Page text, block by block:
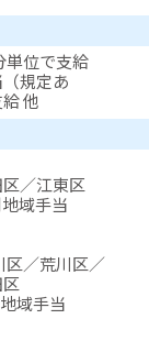
単位で支給
規定あ
他
／江東区
域手当
区／荒川区／
域手当